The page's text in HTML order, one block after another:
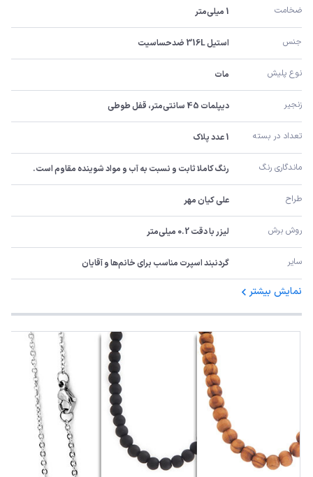
ضخامت 1 میلی‌متر
جنس استیل 316L ضدحساسیت
نوع پلیش مات
زنجیر دیپلمات 45 سانتی‌متر، قفل طوطی
تعداد در بسته 1 عدد پلاک
ماندگاری رنگ رنگ کاملا ثابت و نسبت به آب و مواد شوینده مقاوم است.
طراح علی کیان مهر
روش برش لیزر با دقت 0.2 میلی‌متر
سایر گردنبند اسپرت مناسب برای خانم‌ها و آقایان
نمایش بیشتر